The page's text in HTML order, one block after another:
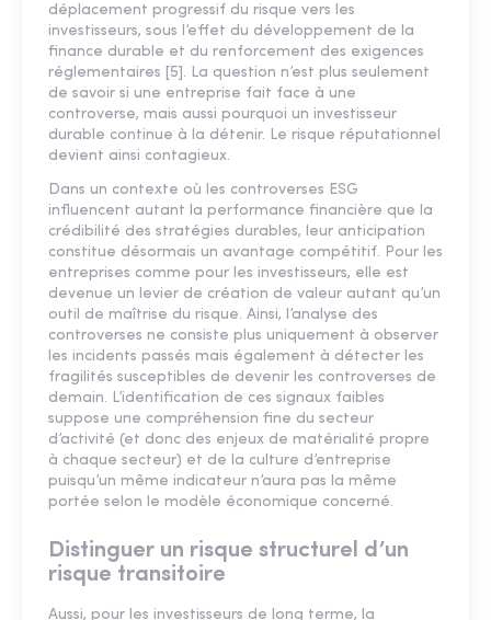
déplacement progressif du risque vers les
investisseurs, sous l’effet du développement de la
finance durable et du renforcement des exigences
réglementaires [5]. La question n’est plus seulement
de savoir si une entreprise fait face à une
controverse, mais aussi pourquoi un investisseur
durable continue à la détenir. Le risque réputationnel
devient ainsi contagieux.
Dans un contexte où les controverses ESG
influencent autant la performance financière que la
crédibilité des stratégies durables, leur anticipation
constitue désormais un avantage compétitif. Pour les
entreprises comme pour les investisseurs, elle est
devenue un levier de création de valeur autant qu’un
outil de maîtrise du risque. Ainsi, l’analyse des
controverses ne consiste plus uniquement à observer
les incidents passés mais également à détecter les
fragilités susceptibles de devenir les controverses de
demain. L’identification de ces signaux faibles
suppose une compréhension fine du secteur
d’activité (et donc des enjeux de matérialité propre
à chaque secteur) et de la culture d’entreprise
puisqu’un même indicateur n’aura pas la même
portée selon le modèle économique concerné.
Distinguer un risque structurel d’un
risque transitoire
Aussi, pour les investisseurs de long terme, la